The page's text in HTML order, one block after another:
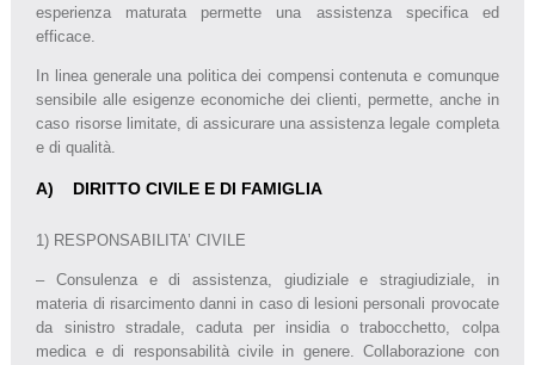
esperienza maturata permette una assistenza specifica ed
efficace.
In linea generale una politica dei compensi contenuta e comunque
sensibile alle esigenze economiche dei clienti, permette, anche in
caso risorse limitate, di assicurare una assistenza legale completa
e di qualità.
A) DIRITTO CIVILE E DI FAMIGLIA
1) RESPONSABILITA’ CIVILE
– Consulenza e di assistenza, giudiziale e stragiudiziale, in
materia di risarcimento danni in caso di lesioni personali provocate
da sinistro stradale, caduta per insidia o trabocchetto, colpa
medica e di responsabilità civile in genere. Collaborazione con